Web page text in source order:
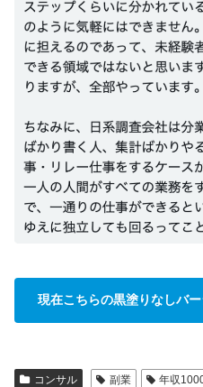
現在こちらの黒塗りなしバ
コンサル 副業 年収